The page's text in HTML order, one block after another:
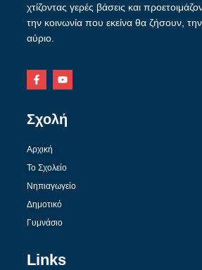
χτίζοντας γερές βάσεις και
την κοινωνία που εκείνα θα ζήσουν,
αύριο.
Σχολή
Αρχική
Το Σχολείο
Νηπιαγωγείο
Δημοτικό
Γυμνάσιο
Links